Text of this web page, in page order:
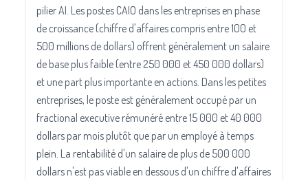
pilier AI. Les postes CAIO dans les entreprises en phase
de croissance (chiffre d'affaires compris entre 100 et
500 millions de dollars) offrent généralement un salaire
de base plus faible (entre 250 000 et 450 000 dollars)
et une part plus importante en actions. Dans les petites
entreprises, le poste est généralement occupé par un
fractional executive rémunéré entre 15 000 et 40 000
dollars par mois plutôt que par un employé à temps
plein. La rentabilité d'un salaire de plus de 500 000
dollars n'est pas viable en dessous d'un chiffre d'affaires